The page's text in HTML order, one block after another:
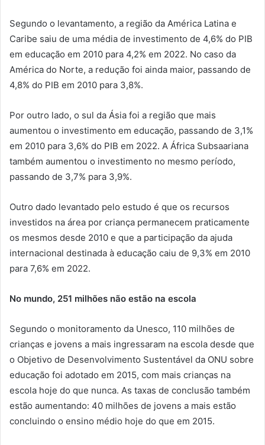
Segundo o levantamento, a região da América Latina e
Caribe saiu de uma média de investimento de 4,6% do PIB
em educação em 2010 para 4,2% em 2022. No caso da
América do Norte, a redução foi ainda maior, passando de
4,8% do PIB em 2010 para 3,8%.
Por outro lado, o sul da Ásia foi a região que mais
aumentou o investimento em educação, passando de 3,1%
em 2010 para 3,6% do PIB em 2022. A África Subsaariana
também aumentou o investimento no mesmo período,
passando de 3,7% para 3,9%.
Outro dado levantado pelo estudo é que os recursos
investidos na área por criança permanecem praticamente
os mesmos desde 2010 e que a participação da ajuda
internacional destinada à educação caiu de 9,3% em 2010
para 7,6% em 2022.
No mundo, 251 milhões não estão na escola
Segundo o monitoramento da Unesco, 110 milhões de
crianças e jovens a mais ingressaram na escola desde que
o Objetivo de Desenvolvimento Sustentável da ONU sobre
educação foi adotado em 2015, com mais crianças na
escola hoje do que nunca. As taxas de conclusão também
estão aumentando: 40 milhões de jovens a mais estão
concluindo o ensino médio hoje do que em 2015.